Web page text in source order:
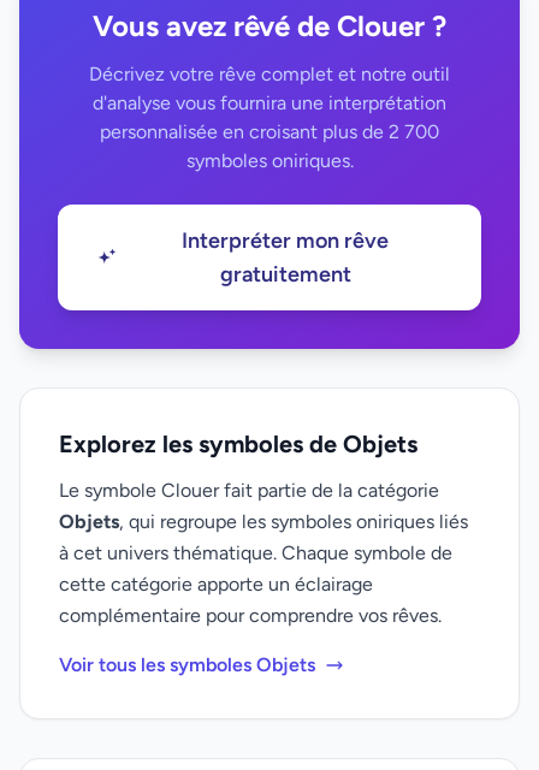
Vous avez rêvé de Clouer ?
Décrivez votre rêve complet et notre outil
d'analyse vous fournira une interprétation
personnalisée en croisant plus de 2 700
symboles oniriques.
Interpréter mon rêve
gratuitement
Explorez les symboles de Objets
Le symbole Clouer fait partie de la catégorie
Objets, qui regroupe les symboles oniriques liés
à cet univers thématique. Chaque symbole de
cette catégorie apporte un éclairage
complémentaire pour comprendre vos rêves.
Voir tous les symboles Objets